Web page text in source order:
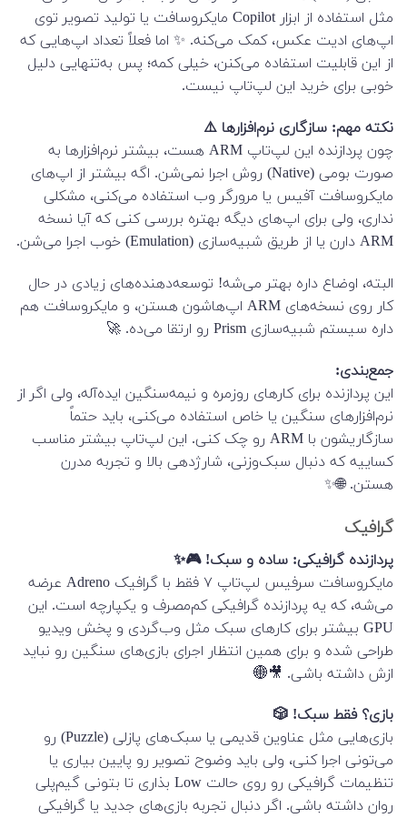
مثل استفاده از ابزار Copilot مایکروسافت یا تولید تصویر توی
اپ‌های ادیت عکس، کمک می‌کنه. ✨ اما فعلاً تعداد اپ‌هایی که
از این قابلیت استفاده می‌کنن، خیلی کمه؛ پس به‌تنهایی دلیل
خوبی برای خرید این لپ‌تاپ نیست.
نکته مهم: سازگاری نرم‌افزارها ⚠️
چون پردازنده این لپ‌تاپ ARM هست، بیشتر نرم‌افزارها به
صورت بومی (Native) روش اجرا نمی‌شن. اگه بیشتر از اپ‌های
مایکروسافت آفیس یا مرورگر وب استفاده می‌کنی، مشکلی
نداری، ولی برای اپ‌های دیگه بهتره بررسی کنی که آیا نسخه
ARM دارن یا از طریق شبیه‌سازی (Emulation) خوب اجرا می‌شن.
البته، اوضاع داره بهتر می‌شه! توسعه‌دهنده‌های زیادی در حال
کار روی نسخه‌های ARM اپ‌هاشون هستن، و مایکروسافت هم
داره سیستم شبیه‌سازی Prism رو ارتقا می‌ده. 🚀
جمع‌بندی:
این پردازنده برای کارهای روزمره و نیمه‌سنگین ایده‌آله، ولی اگر از
نرم‌افزارهای سنگین یا خاص استفاده می‌کنی، باید حتماً
سازگاریشون با ARM رو چک کنی. این لپ‌تاپ بیشتر مناسب
کساییه که دنبال سبک‌وزنی، شارژدهی بالا و تجربه مدرن
هستن. 🌐✨
گرافیک
پردازنده گرافیکی: ساده و سبک! 🎮✨
مایکروسافت سرفیس لپ‌تاپ ۷ فقط با گرافیک Adreno عرضه
می‌شه، که یه پردازنده گرافیکی کم‌مصرف و یکپارچه است. این
GPU بیشتر برای کارهای سبک مثل وب‌گردی و پخش ویدیو
طراحی شده و برای همین انتظار اجرای بازی‌های سنگین رو نباید
ازش داشته باشی. 🎥🌐
بازی؟ فقط سبک! 🎲
بازی‌هایی مثل عناوین قدیمی یا سبک‌های پازلی (Puzzle) رو
می‌تونی اجرا کنی، ولی باید وضوح تصویر رو پایین بیاری یا
تنظیمات گرافیکی رو روی حالت Low بذاری تا بتونی گیم‌پلی
روان داشته باشی. اگر دنبال تجربه بازی‌های جدید یا گرافیکی